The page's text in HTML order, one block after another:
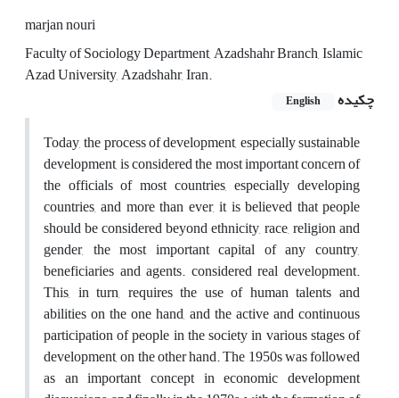
marjan nouri
Faculty of Sociology Department, Azadshahr Branch, Islamic
Azad University, Azadshahr, Iran.
چکیده
English
Today, the process of development, especially sustainable
development, is considered the most important concern of
the officials of most countries, especially developing
countries, and more than ever, it is believed that people
should be considered beyond ethnicity, race, religion and
gender, the most important capital of any country,
beneficiaries and agents. considered real development.
This, in turn, requires the use of human talents and
abilities on the one hand, and the active and continuous
participation of people in the society in various stages of
development, on the other hand. The 1950s was followed
as an important concept in economic development